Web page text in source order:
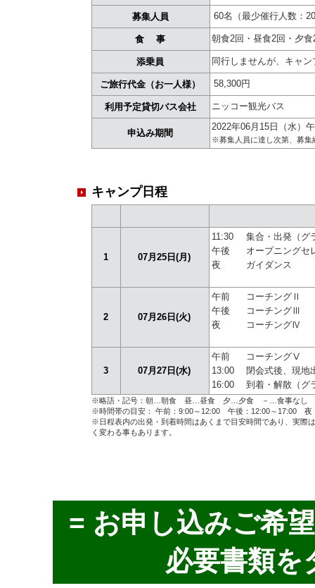
募集人員 60名（最少催行人数：
食 事 朝食2回・昼食2回・夕食
添乗員 同行しませんが、キャ
ご旅行代金（お一人様） 58,300円
利用予定貸切バス会社 ニッコー観光バス
申込み期間
2022年06月15日（水）
※募集人員に達し次第、募集
キャンプ日程
1 07月25日(月)
11:30
集合・出発（グ
午後
オープニング
夜
ガイダンス
2 07月26日(火)
午前
コーチングⅡ
午後
コーチングⅢ
夜
コーチングⅣ
3 07月27日(水)
午前
コーチングⅤ
13:00
閉会式後、現地
16:00
到着・解散（グ
※略語・記号：朝…朝食 昼…昼食 夕…夕食 －…食事なし
※時間帯の目安： 午前：9:00～12:00 午後：12:00～17:00 夜
※日程表内の出発・到着時間はあくまで目安時間であり、実際
く変わる事もあります。
= お申し込みご希
必要書類を